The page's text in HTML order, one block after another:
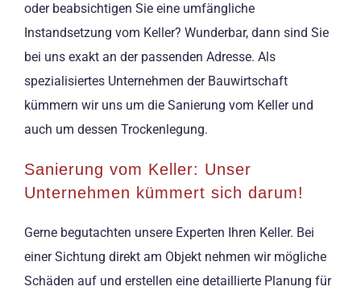
oder beabsichtigen Sie eine umfängliche
Instandsetzung vom Keller? Wunderbar, dann sind Sie
bei uns exakt an der passenden Adresse. Als
spezialisiertes Unternehmen der Bauwirtschaft
kümmern wir uns um die Sanierung vom Keller und
auch um dessen Trockenlegung.
Sanierung vom Keller: Unser
Unternehmen kümmert sich darum!
Gerne begutachten unsere Experten Ihren Keller. Bei
einer Sichtung direkt am Objekt nehmen wir mögliche
Schäden auf und erstellen eine detaillierte Planung für